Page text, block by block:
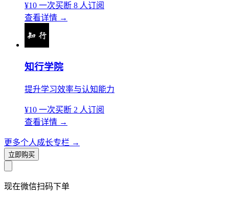
¥10 一次买断 8 人订阅
查看详情 →
知行学院
提升学习效率与认知能力
¥10 一次买断 2 人订阅
查看详情 →
更多个人成长专栏 →
立即购买
现在微信扫码下单